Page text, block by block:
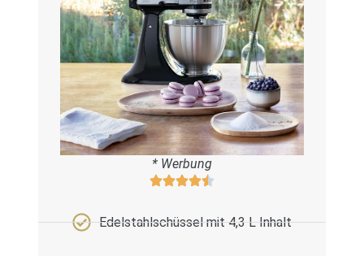
* Werbung
Edelstahlschüssel mit 4,3 L Inhalt